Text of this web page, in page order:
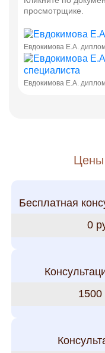
просмотрщике.
Евдокимова Е.А.
Евдокимова Е.А.
Цены
Бесплатная
0
1500